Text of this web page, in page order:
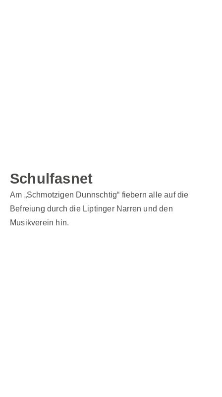
Schulfasnet
Am „Schmotzigen Dunnschtig“ fiebern alle auf die
Befreiung durch die Liptinger Narren und den
Musikverein hin.